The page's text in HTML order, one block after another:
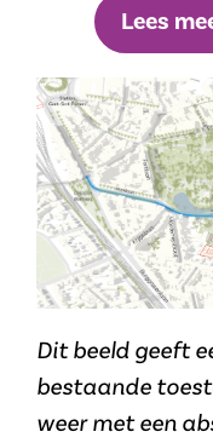
Lees
Dit beeld geeft
bestaande
weer met een